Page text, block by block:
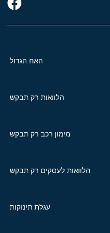
האח הגדול
הלוואות רק תבקש
מימון רכב רק תבקש
הלוואות לעסקים רק תבקש
עגלת תינוקות